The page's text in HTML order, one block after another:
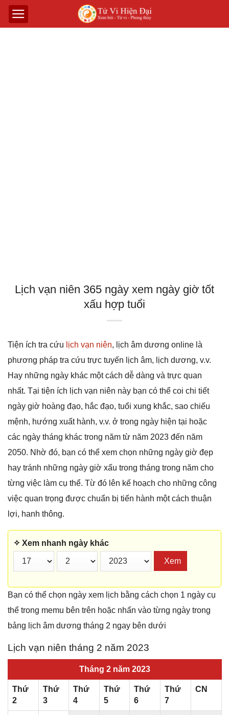
Lịch vạn niên 365 ngày xem ngày giờ tốt
xấu hợp tuổi
Tiện ích tra cứu lịch vạn niên, lịch âm dương online là
phương pháp tra cứu trực tuyến lịch âm, lịch dương, v.v.
Hay những ngày khác một cách dễ dàng và trực quan
nhất. Tại tiện ích lịch vạn niên này bạn có thể coi chi tiết
ngày giờ hoàng đạo, hắc đạo, tuổi xung khắc, sao chiếu
mệnh, hướng xuất hành, v.v. ở trong ngày hiện tại hoặc
các ngày tháng khác trong năm từ năm 2023 đến năm
2050. Nhờ đó, bạn có thể xem chọn những ngày giờ đẹp
hay tránh những ngày giờ xấu trong tháng trong năm cho
từng việc làm cụ thể. Từ đó lên kế hoạch cho những công
việc quan trọng được chuẩn bị tiến hành một cách thuận
lợi, hanh thông.
✧ Xem nhanh ngày khác
Xem
Bạn có thể chọn ngày xem lịch bằng cách chọn 1 ngày cụ
thể trong memu bên trên hoặc nhấn vào từng ngày trong
bảng lịch âm dương tháng 2 ngay bên dưới
Lịch vạn niên tháng 2 năm 2023
Tháng 2 năm 2023
Thứ
2
Thứ
3
Thứ
4
Thứ
5
Thứ
6
Thứ
7
CN